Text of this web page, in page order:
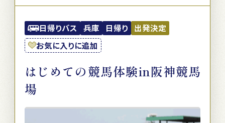
日帰りバス 兵庫 日帰り
出発決定
お気に入りに追加
はじめての競馬体験in阪神競馬
場